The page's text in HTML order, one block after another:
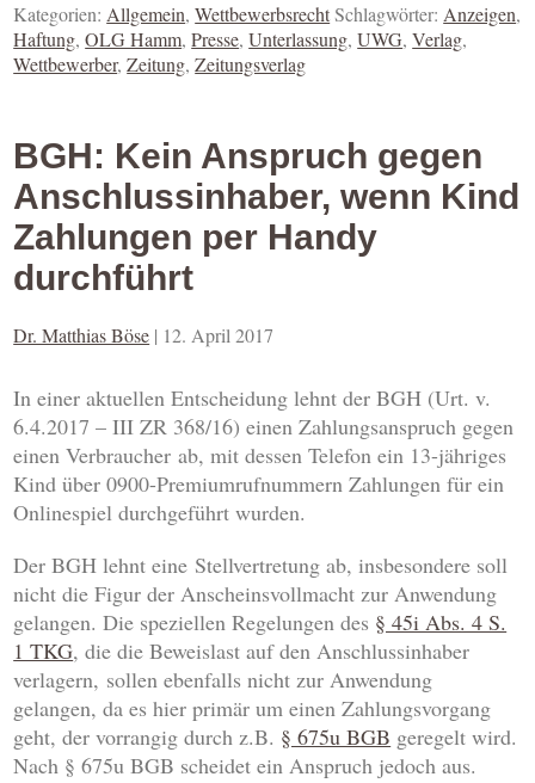
Kategorien:Allgemein,WettbewerbsrechtSchlagwörter:Anzeigen,
Haftung,OLG Hamm,Presse,Unterlassung,UWG,Verlag,
Wettbewerber,Zeitung,Zeitungsverlag
BGH: Kein Anspruch gegen
Anschlussinhaber, wenn Kind
Zahlungen per Handy
durchführt
Dr. Matthias Böse | 12. April 2017
In einer aktuellen Entscheidung lehnt der BGH (Urt. v.
6.4.2017 – III ZR 368/16) einen Zahlungsanspruch gegen
einen Verbraucher ab, mit dessen Telefon ein 13-jähriges
Kind über 0900-Premiumrufnummern Zahlungen für ein
Onlinespiel durchgeführt wurden.
Der BGH lehnt eine Stellvertretung ab, insbesondere soll
nicht die Figur der Anscheinsvollmacht zur Anwendung
gelangen. Die speziellen Regelungen des § 45i Abs. 4 S.
1 TKG, die die Beweislast auf den Anschlussinhaber
verlagern, sollen ebenfalls nicht zur Anwendung
gelangen, da es hier primär um einen Zahlungsvorgang
geht, der vorrangig durch z.B. § 675u BGB geregelt wird.
Nach § 675u BGB scheidet ein Anspruch jedoch aus.